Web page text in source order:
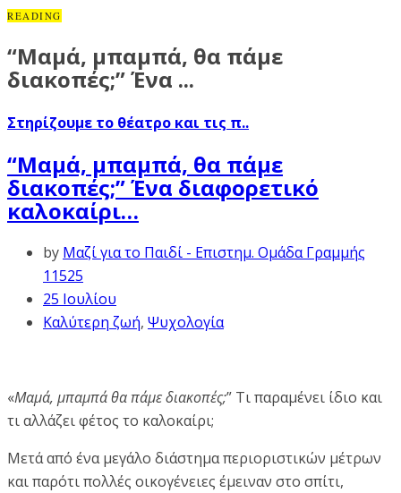
READING
“Μαμά, μπαμπά, θα πάμε
διακοπές;” Ένα ...
Στηρίζουμε το θέατρο και τις π..
“Μαμά, μπαμπά, θα πάμε
διακοπές;” Ένα διαφορετικό
καλοκαίρι…
by Μαζί για το Παιδί - Επιστημ. Ομάδα Γραμμής
11525
25 Ιουλίου
Καλύτερη ζωή, Ψυχολογία
«Μαμά, μπαμπά θα πάμε διακοπές;” Τι παραμένει ίδιο και
τι αλλάζει φέτος το καλοκαίρι;
Μετά από ένα μεγάλο διάστημα περιοριστικών μέτρων
και παρότι πολλές οικογένειες έμειναν στο σπίτι,